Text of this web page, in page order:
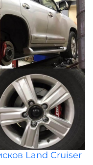
Land Cruiser